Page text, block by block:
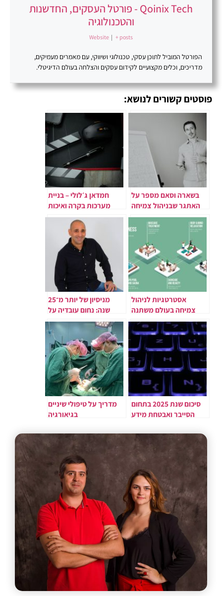
Qoinix Tech - פורטל העסקים, החדשנות
והטכנולוגיה
Website | + posts
הפורטל המוביל לתוכן עסקי, טכנולוגי ושיווקי, עם מאמרים מעמיקים,
מדריכים, וכלים מקצועיים לקידום עסקים והצלחה בעולם הדיגיטלי.
פוסטים קשורים לנושא:
בשארה וסאם מספר על
האתגר שבניהול צמיחה
בעולם עסקי משתנה
חמדאן ג׳לולי – בניית
מערכות בקרה ואיכות
אסטרטגיות לניהול
צמיחה בעולם משתנה
מניסיון של יותר מ־25
שנה: נחום עובדיה על
החשיבות של תשתיות
תקשורת ומערכות
אבטחה מתקדמות
סיכום שנת 2025 בתחום
הסייבר ואבטחת מידע
מדריך על טיפולי שיניים
בגיאורגיה